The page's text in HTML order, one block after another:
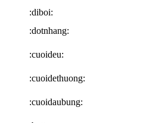
:diboi:
:dotnhang:
:cuoideu:
:cuoidethuong:
:cuoidaubung: